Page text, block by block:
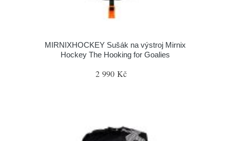
MIRNIXHOCKEY Sušák na výstroj Mirnix
Hockey The Hooking for Goalies
2 990 Kč